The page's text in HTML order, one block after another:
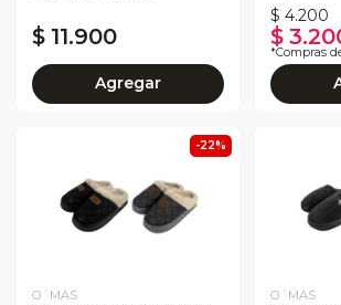
$ 11.900
Agregar
$ 4.200
$
*Compras
-22%
O´MAS O´MAS